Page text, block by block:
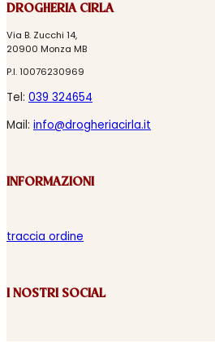
DROGHERIA CIRLA
Via B. Zucchi 14,
20900 Monza MB
P.I. 10076230969
Tel: 039 324654
Mail: info@drogheriacirla.it
INFORMAZIONI
traccia ordine
I NOSTRI SOCIAL